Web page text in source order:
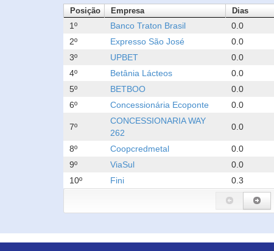
Posição Empresa Dias
1º Banco Traton Brasil
0.0
2º
Expresso São José
0.0
3º
UPBET
0.0
4º
Betânia Lácteos
0.0
5º
BETBOO
0.0
6º
Concessionária Ecoponte 0.0
7º
CONCESSIONARIA WAY
262
0.0
8º Coopcredmetal
0.0
9º
ViaSul
0.0
10º
Fini 0.3